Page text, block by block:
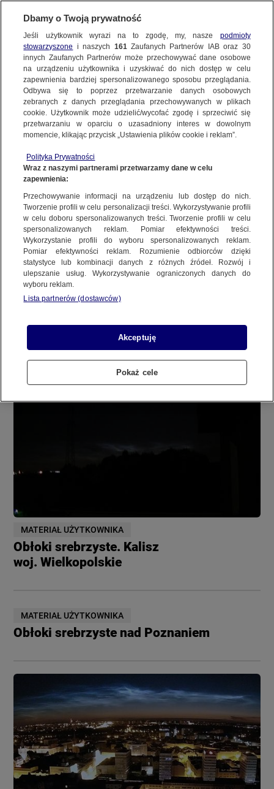
KONTAKT24
Wyślij Materiał
WYŚLIJ MATERIAŁ
NAJNOWSZE
GORĄCE TEMATY
WIĘCEJ
KANAŁY
REGULAMIN SERWISU
POLITYKA PRYWATNOŚCI
Copyright (C) 1997-2025 Korzystanie z materiałów redakcyjnych TVN S.A. / TVN Media Sp. z
Dzień dobry!
Jedno konto do wszystkich usług
NAJNOWSZE
MATERIAŁ UŻYTKOWNIKA
Wschód pełni Księżyca
MATERIAŁ UŻYTKOWNIKA
Obłoki srebrzyste. Kalisz
woj. Wielkopolskie
MATERIAŁ UŻYTKOWNIKA
Obłoki srebrzyste nad Poznaniem
Dbamy o Twoją prywatność
Jeśli użytkownik wyrazi na to zgodę, my, nasze podmioty
stowarzyszone i naszych 161Zaufanych Partnerów IAB oraz 30
innych Zaufanych Partnerów może przechowywać dane osobowe
na urządzeniu użytkownika i uzyskiwać do nich dostęp w celu
zapewnienia bardziej spersonalizowanego sposobu przeglądania.
Odbywa się to poprzez przetwarzanie danych osobowych
zebranych z danych przeglądania przechowywanych w plikach
cookie. Użytkownik może udzielić/wycofać zgodę i sprzeciwić się
przetwarzaniu w oparciu o uzasadniony interes w dowolnym
momencie, klikając przycisk „Ustawienia plików cookie i reklam”.
Polityka Prywatności
Wraz z naszymi partnerami przetwarzamy dane w celu
zapewnienia:
Przechowywanie informacji na urządzeniu lub dostęp do nich.
Tworzenie profili w celu personalizacji treści. Wykorzystywanie profili
w celu doboru spersonalizowanych treści. Tworzenie profili w celu
spersonalizowanych reklam. Pomiar efektywności treści.
Wykorzystanie profili do wyboru spersonalizowanych reklam.
Pomiar efektywności reklam. Rozumienie odbiorców dzięki
statystyce lub kombinacji danych z różnych źródeł. Rozwój i
ulepszanie usług. Wykorzystywanie ograniczonych danych do
wyboru reklam.
Lista partnerów (dostawców)
Akceptuję
Pokaż cele